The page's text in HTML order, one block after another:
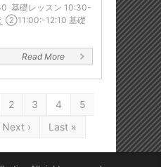
基礎レッスン 10:30-
②11:00:-12:10 基礎
Read More
2 3 4
5
Next › Last »